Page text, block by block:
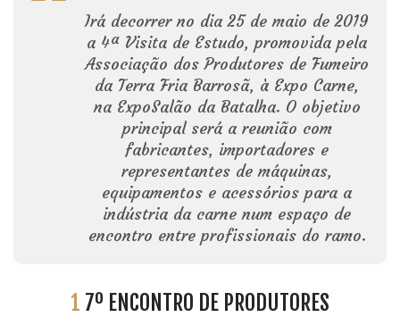
Irá decorrer no dia 25 de maio de 2019
a 4ª Visita de Estudo, promovida pela
Associação dos Produtores de Fumeiro
da Terra Fria Barrosã, à Expo Carne,
na ExpoSalão da Batalha. O objetivo
principal será a reunião com
fabricantes, importadores e
representantes de máquinas,
equipamentos e acessórios para a
indústria da carne num espaço de
encontro entre profissionais do ramo.
1 7º ENCONTRO DE PRODUTORES